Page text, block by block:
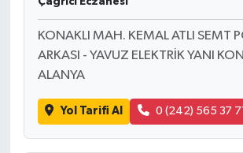
KONAKLI MAH. KEMAL ATLI SEMT
ARKASI - YAVUZ ELEKTRİK YANI
ALANYA
Yol Tarifi Al 0 (242) 565 37 71